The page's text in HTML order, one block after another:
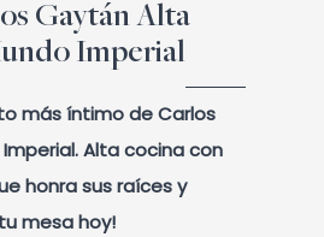
Gaytán Alta
Imperial
más íntimo de Carlos
Alta cocina con
honra sus raíces y
mesa hoy!